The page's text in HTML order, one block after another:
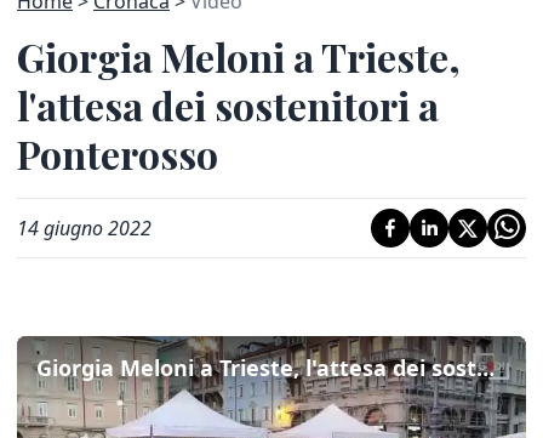
Giorgia Meloni a Trieste,
l'attesa dei sostenitori a
Ponterosso
14 giugno 2022
Giorgia Meloni a Trieste, l'attesa dei sostenitori a Ponterosso